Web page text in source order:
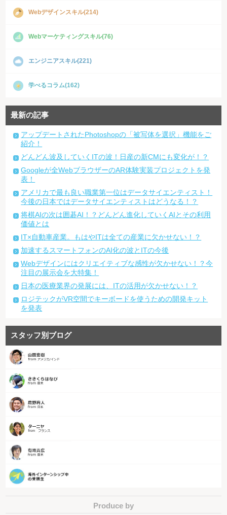
Webデザインスキル(214)
Webマーケティングスキル(76)
エンジニアスキル(221)
学べるコラム(162)
最新の記事
アップデートされたPhotoshopの「被写体を選択」機能をご
紹介！
どんどん波及していくITの波！日産の新CMにも変化が！？
Googleが全WebブラウザーのAR体験実装プロジェクトを発
表！
アメリカで最も良い職業第一位はデータサイエンティスト！
今後の日本ではデータサイエンティストはどうなる！？
将棋AIの次は囲碁AI！？どんどん進化していくAIとその利用
価値とは
IT×自動車産業。もはやITは全ての産業に欠かせない！？
加速するスマートフォンのAI化の波とITの今後
Webデザインにはクリエイティブな感性が欠かせない！？今
注目の展示会を大特集！
日本の医療業界の発展には、ITの活用が欠かせない！？
ロジテックがVR空間でキーボードを使うための開発キット
を発表
スタッフ別ブログ
Produce by